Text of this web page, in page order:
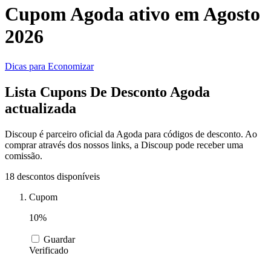
Samsung
Fast Shop
Booking.com
Esportes e
Fitness
Automoveis e
Cupom Agoda ativo em Agosto
2026
Dicas para Economizar
Lista Cupons De Desconto Agoda
actualizada
Discoup é parceiro oficial da Agoda para códigos de desconto. Ao
comprar através dos nossos links, a Discoup pode receber uma
comissão.
18 descontos disponíveis
Cupom
10%
Guardar
Verificado